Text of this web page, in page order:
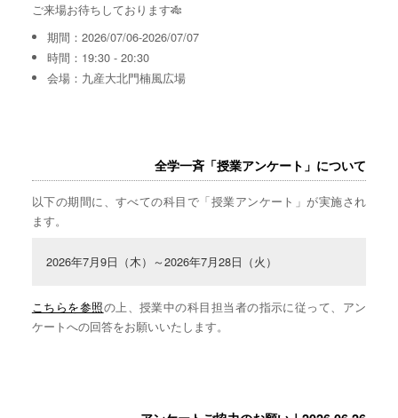
ご来場お待ちしております🎋
期間：2026/07/06-2026/07/07
時間：19:30 - 20:30
会場：九産大北門楠風広場
全学一斉「授業アンケート」について
以下の期間に、すべての科目で「授業アンケート」が実施され
ます。
2026年7月9日（木）～2026年7月28日（火）
こちらを参照の上、授業中の科目担当者の指示に従って、アン
ケートへの回答をお願いいたします。